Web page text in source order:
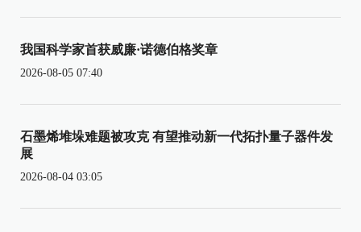
我国科学家首获威廉·诺德伯格奖章
2026-08-05 07:40
石墨烯堆垛难题被攻克 有望推动新一代拓扑量子器件发
展
2026-08-04 03:05